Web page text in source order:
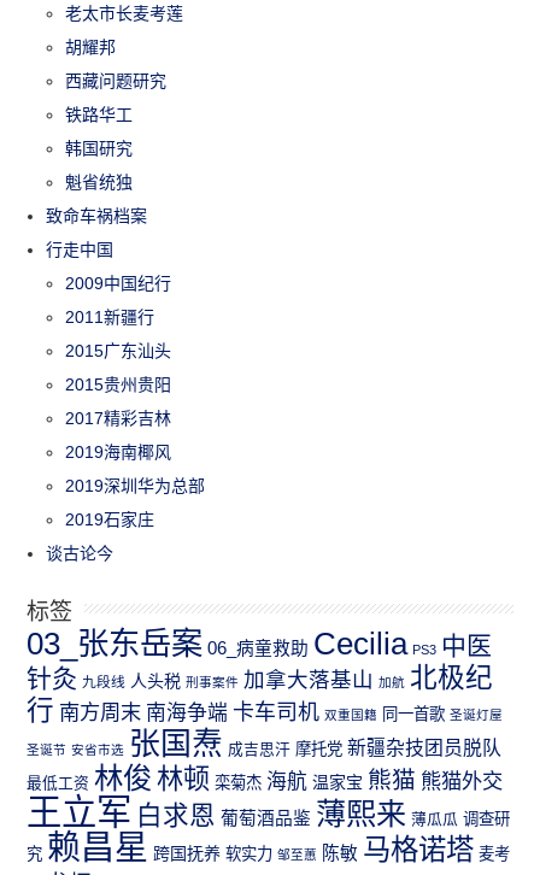
老太市长麦考莲
胡耀邦
西藏问题研究
铁路华工
韩国研究
魁省统独
致命车祸档案
行走中国
2009中国纪行
2011新疆行
2015广东汕头
2015贵州贵阳
2017精彩吉林
2019海南椰风
2019深圳华为总部
2019石家庄
谈古论今
标签
03_张东岳案 06_病童救助 Cecilia PS3 中医
针灸 九段线 人头税 刑事案件 加拿大落基山 加航 北极纪
行 南方周末 南海争端 卡车司机 双重国籍 同一首歌 圣诞灯屋
圣诞节 安省市选 张国焘 成吉思汗 摩托党 新疆杂技团员脱队
最低工资 林俊 林顿 栾菊杰 海航 温家宝 熊猫 熊猫外交
王立军 白求恩 葡萄酒品鉴 薄熙来 薄瓜瓜 调查研
究 赖昌星 跨国抚养 软实力 邹至蕙 陈敏 马格诺塔 麦考